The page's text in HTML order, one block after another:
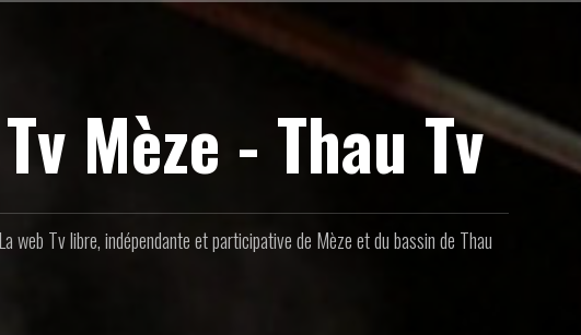
Tv Mèze - Thau Tv
La web Tv libre, indépendante et participative de Mèze et du bassin de Thau